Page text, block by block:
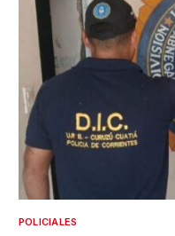
POLICIALES